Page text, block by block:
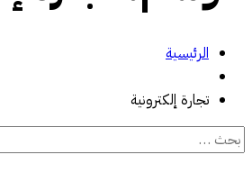
الرئيسية
تجارة إلكترونية
البحث
عن: